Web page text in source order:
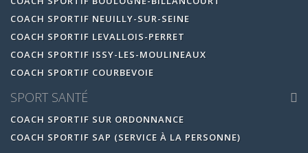
COACH SPORTIF NEUILLY-SUR-SEINE
COACH SPORTIF LEVALLOIS-PERRET
COACH SPORTIF ISSY-LES-MOULINEAUX
COACH SPORTIF COURBEVOIE
SPORT SANTÉ
COACH SPORTIF SUR ORDONNANCE
COACH SPORTIF SAP (SERVICE À LA PERSONNE)